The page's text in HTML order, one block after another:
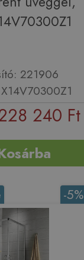
221906
240 Ft
-5%